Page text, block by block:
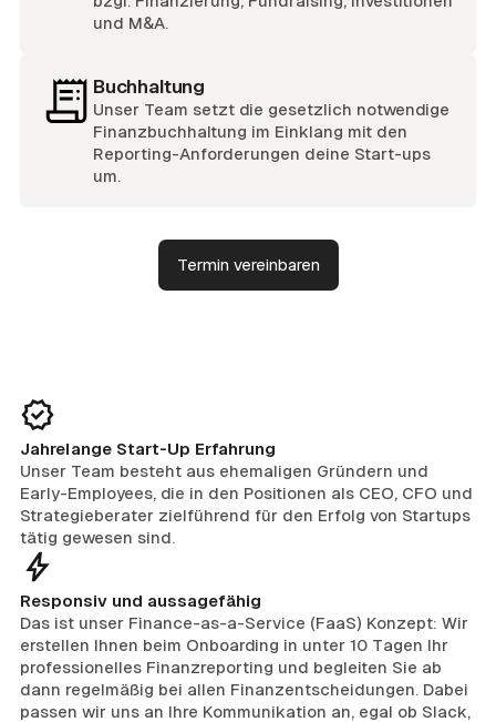
und M&A.
Buchhaltung
Unser Team setzt die gesetzlich notwendige
Finanzbuchhaltung im Einklang mit den
Reporting-Anforderungen deine Start-ups
um.
Termin vereinbaren
Jahrelange Start-Up Erfahrung
Unser Team besteht aus ehemaligen Gründern und
Early-Employees, die in den Positionen als CEO, CFO und
Strategieberater zielführend für den Erfolg von Startups
tätig gewesen sind.
Responsiv und aussagefähig
Das ist unser Finance-as-a-Service (FaaS) Konzept: Wir
erstellen Ihnen beim Onboarding in unter 10 Tagen Ihr
professionelles Finanzreporting und begleiten Sie ab
dann regelmäßig bei allen Finanzentscheidungen. Dabei
passen wir uns an Ihre Kommunikation an, egal ob Slack,